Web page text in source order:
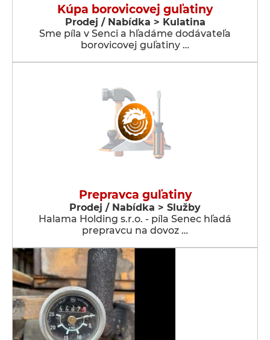
Kúpa borovicovej guľatiny
Prodej / Nabídka > Kulatina
Sme píla v Senci a hľadáme dodávateľa
borovicovej guľatiny …
Prepravca guľatiny
Prodej / Nabídka > Služby
Halama Holding s.r.o. - píla Senec hľadá
prepravcu na dovoz …